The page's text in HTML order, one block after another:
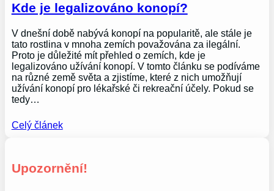
Kde je legalizováno konopí?
V dnešní době nabývá konopí na popularitě, ale stále je
tato rostlina v mnoha zemích považována za ilegální.
Proto je důležité mít přehled o zemích, kde je
legalizováno užívání konopí. V tomto článku se podíváme
na různé země světa a zjistíme, které z nich umožňují
užívání konopí pro lékařské či rekreační účely. Pokud se
tedy…
Celý článek
Upozornění!